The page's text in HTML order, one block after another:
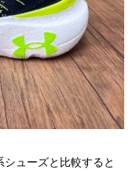
シューズと比較すると